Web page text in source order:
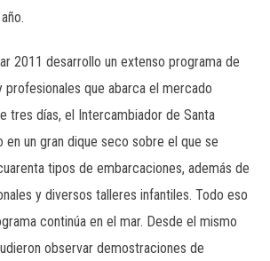
2011 desarrollo un extenso programa de
profesionales que abarca el mercado
tres días, el Intercambiador de Santa
en un gran dique seco sobre el que se
tipos de embarcaciones, además de
y diversos talleres infantiles. Todo eso
continúa en el mar. Desde el mismo
observar demostraciones de